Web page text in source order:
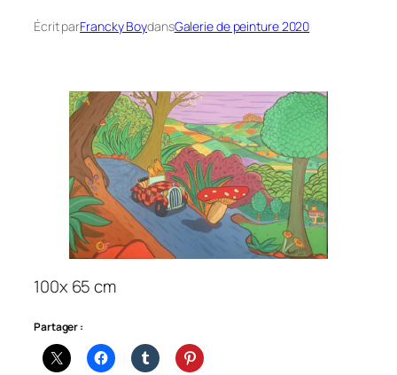
Écrit parFrancky BoydansGalerie de peinture 2020
100x 65 cm
Partager :